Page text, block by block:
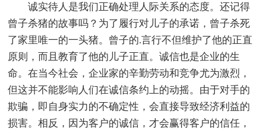
诚实待人是我们正确处理人际关系的态度。还记得
曾子杀猪的故事吗？为了履行对儿子的承诺，曾子杀死
了家里唯一的一头猪。曾子的.言行不但维护了他的正直
原则，而且教育了他的儿子正直。诚信也是企业的生
命。在当今社会，企业家的辛勤劳动和竞争尤为激烈，
但这并不能影响人们在诚信条约上的动摇。由于对手的
欺骗，即自身实力的不确定性，会直接导致经济利益的
损害。相反，因为客户的诚信，才会赢得客户的信任，